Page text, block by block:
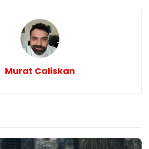
Murat Caliskan